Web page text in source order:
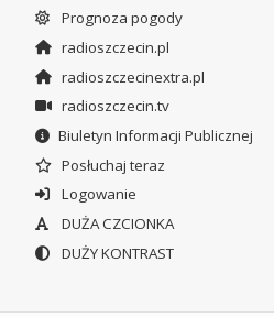
Prognoza pogody
radioszczecin.pl
radioszczecinextra.pl
radioszczecin.tv
Biuletyn Informacji Publicznej
Posłuchaj teraz
Logowanie
DUŻA CZCIONKA
DUŻY KONTRAST